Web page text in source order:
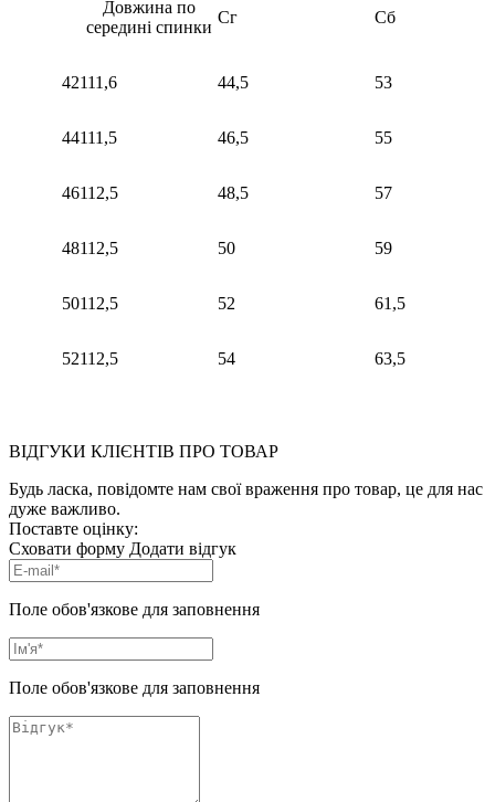
Довжина по
середині спинки
Сг Сб
42111,6 44,5 53
44111,5 46,5 55
46112,5 48,5 57
48112,5 50 59
50112,5 52 61,5
52112,5 54 63,5
ВІДГУКИ КЛІЄНТІВ ПРО ТОВАР
Будь ласка, повідомте нам свої враження про товар, це для нас
дуже важливо.
Поставте оцінку:
Сховати форму Додати відгук
Поле обов'язкове для заповнення
Поле обов'язкове для заповнення